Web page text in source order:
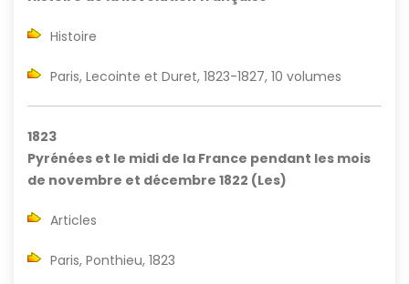
Histoire
Paris, Lecointe et Duret, 1823-1827, 10 volumes
1823
Pyrénées et le midi de la France pendant les mois
de novembre et décembre 1822 (Les)
Articles
Paris, Ponthieu, 1823